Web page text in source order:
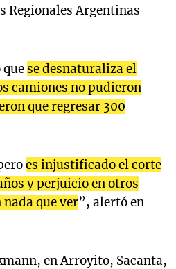
Argentinas
que se desnaturaliza el
camiones no pudieron
que regresar 300
es injustificado el corte
y perjuicio en otros
nada que ver”, alertó en
en Arroyito, Sacanta,